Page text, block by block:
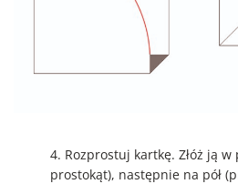
4. Rozprostuj kartkę. Złóż ją
prostokąt), następnie na pół